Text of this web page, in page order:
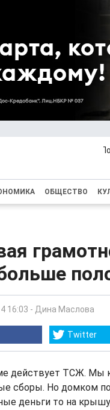
ОБЩЕСТВО
16:03 - Дина Маслова
Twitter
действует ТСЖ. Мы
сборы. Но домком
деньги то на